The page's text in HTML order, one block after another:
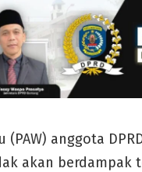
anggota
akan berdampak